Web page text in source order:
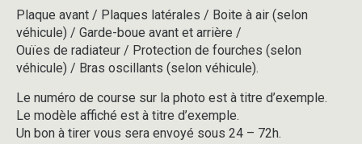
Plaque avant / Plaques latérales / Boite à air (selon
véhicule) / Garde-boue avant et arrière /
Ouïes de radiateur / Protection de fourches (selon
véhicule) / Bras oscillants (selon véhicule).
Le numéro de course sur la photo est à titre d’exemple.
Le modèle affiché est à titre d’exemple.
Un bon à tirer vous sera envoyé sous 24 – 72h.